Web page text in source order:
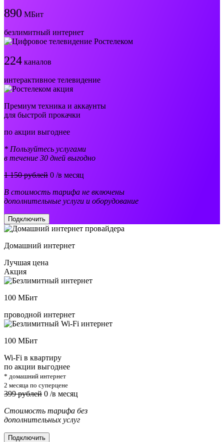
890 МБит
безлимитный интернет
224 каналов
интерактивное телевидение
Премиум техника и аккаунты
для быстрой прокачки
по акции выгоднее
* Пользуйтесь услугами
в течение 30 дней выгодно
1 150 рублей 0 /в месяц
В стоимость тарифа не включены
дополнительные услуги и оборудование
Подключить
Домашний интернет
Лучшая цена
Акция
100 МБит
проводной интернет
100 МБит
Wi-Fi в квартиру
по акции выгоднее
* домашний интернет
2 месяца по суперцене
399 рублей 0 /в месяц
Стоимость тарифа без
дополнительных услуг
Подключить